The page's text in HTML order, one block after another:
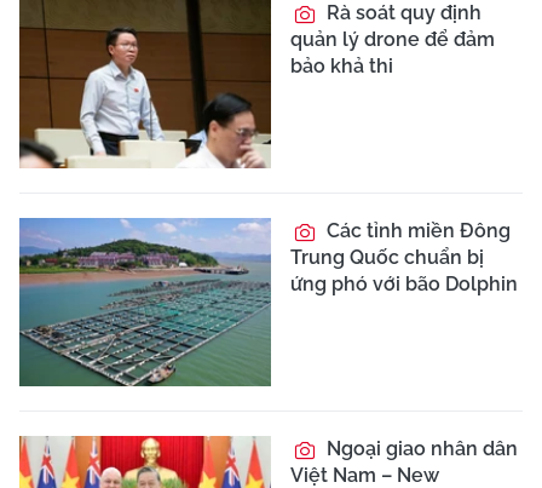
Rà soát quy định
quản lý drone để đảm
bảo khả thi
Các tỉnh miền Đông
Trung Quốc chuẩn bị
ứng phó với bão Dolphin
Ngoại giao nhân dân
Việt Nam – New